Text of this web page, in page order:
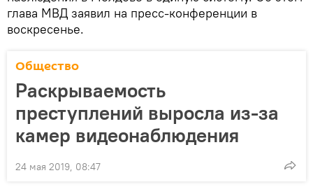
глава МВД заявил на пресс-конференции в
воскресенье.
Общество
Раскрываемость
преступлений выросла из-за
камер видеонаблюдения
24 мая 2019, 08:47